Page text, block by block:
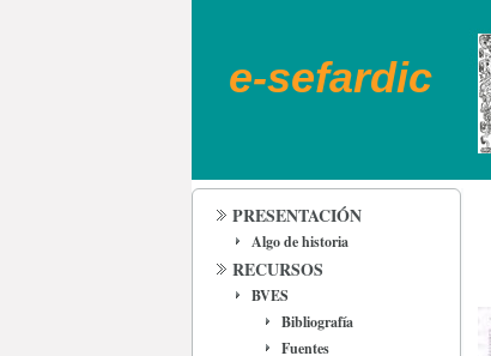
e-sefardic
PRESENTACIÓN
Algo de historia
RECURSOS
BVES
Bibliografía
Fuentes